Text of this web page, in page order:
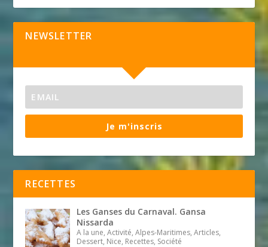
NEWSLETTER
Je m'inscris
RECETTES
Les Ganses du Carnaval. Gansa
Nissarda
A la une, Activité, Alpes-Maritimes, Articles,
Dessert, Nice, Recettes, Société